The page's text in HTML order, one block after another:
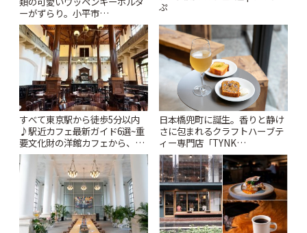
ーがずらり。小平市
「Kimamaya T&K」 | ことりっ
ぷ
ぷ
すべて東京駅から徒歩5分以内
♪駅近カフェ最新ガイド6選~重
要文化財の洋館カフェから、改
札すぐのレトロ喫茶まで~ | こと
りっぷ
日本橋兜町に誕生。香りと静け
さに包まれるクラフトハーブテ
ィー専門店「TYNK
Kabutocho」 | ことりっぷ